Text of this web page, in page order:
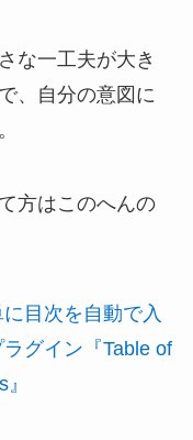
な一工夫が大き
、自分の意図に
方はこのへんの
目次を自動で入
グイン『Table of